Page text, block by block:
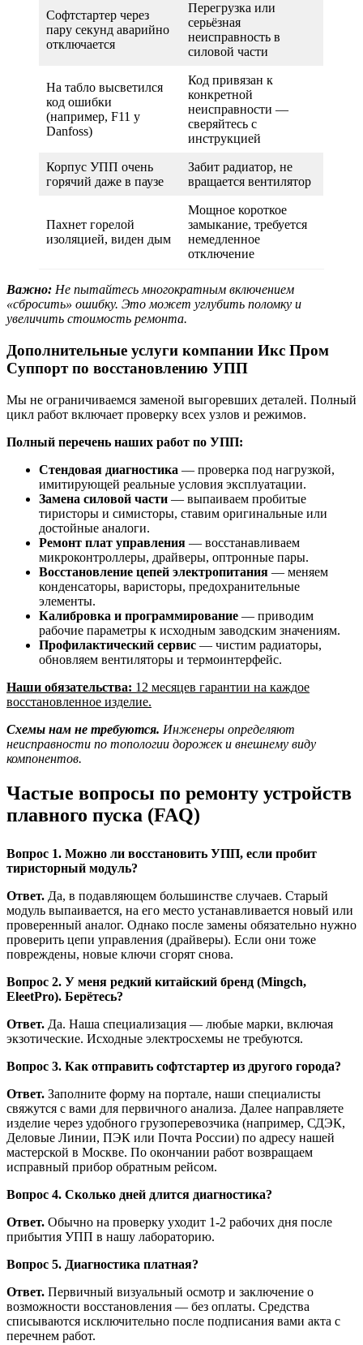
Софтстартер через
пару секунд аварийно
отключается
Перегрузка или
серьёзная
неисправность в
силовой части
На табло высветился
код ошибки
(например, F11 у
Danfoss)
Код привязан к
конкретной
неисправности —
сверяйтесь с
инструкцией
Корпус УПП очень
горячий даже в паузе
Забит радиатор, не
вращается вентилятор
Пахнет горелой
изоляцией, виден дым
Мощное короткое
замыкание, требуется
немедленное
отключение
Важно: Не пытайтесь многократным включением
«сбросить» ошибку. Это может углубить поломку и
увеличить стоимость ремонта.
Дополнительные услуги компании Икс Пром
Суппорт по восстановлению УПП
Мы не ограничиваемся заменой выгоревших деталей. Полный
цикл работ включает проверку всех узлов и режимов.
Полный перечень наших работ по УПП:
Стендовая диагностика — проверка под нагрузкой,
имитирующей реальные условия эксплуатации.
Замена силовой части — выпаиваем пробитые
тиристоры и симисторы, ставим оригинальные или
достойные аналоги.
Ремонт плат управления — восстанавливаем
микроконтроллеры, драйверы, оптронные пары.
Восстановление цепей электропитания — меняем
конденсаторы, варисторы, предохранительные
элементы.
Калибровка и программирование — приводим
рабочие параметры к исходным заводским значениям.
Профилактический сервис — чистим радиаторы,
обновляем вентиляторы и термоинтерфейс.
Наши обязательства: 12 месяцев гарантии на каждое
восстановленное изделие.
Схемы нам не требуются. Инженеры определяют
неисправности по топологии дорожек и внешнему виду
компонентов.
Частые вопросы по ремонту устройств
плавного пуска (FAQ)
Вопрос 1. Можно ли восстановить УПП, если пробит
тиристорный модуль?
Ответ. Да, в подавляющем большинстве случаев. Старый
модуль выпаивается, на его место устанавливается новый или
проверенный аналог. Однако после замены обязательно нужно
проверить цепи управления (драйверы). Если они тоже
повреждены, новые ключи сгорят снова.
Вопрос 2. У меня редкий китайский бренд (Mingch,
EleetPro). Берётесь?
Ответ. Да. Наша специализация — любые марки, включая
экзотические. Исходные электросхемы не требуются.
Вопрос 3. Как отправить софтстартер из другого города?
Ответ. Заполните форму на портале, наши специалисты
свяжутся с вами для первичного анализа. Далее направляете
изделие через удобного грузоперевозчика (например, СДЭК,
Деловые Линии, ПЭК или Почта России) по адресу нашей
мастерской в Москве. По окончании работ возвращаем
исправный прибор обратным рейсом.
Вопрос 4. Сколько дней длится диагностика?
Ответ. Обычно на проверку уходит 1-2 рабочих дня после
прибытия УПП в нашу лабораторию.
Вопрос 5. Диагностика платная?
Ответ. Первичный визуальный осмотр и заключение о
возможности восстановления — без оплаты. Средства
списываются исключительно после подписания вами акта с
перечнем работ.